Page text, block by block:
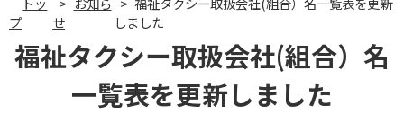
プ
せ
しました
福祉タクシー取扱会社(組合）名
一覧表を更新しました